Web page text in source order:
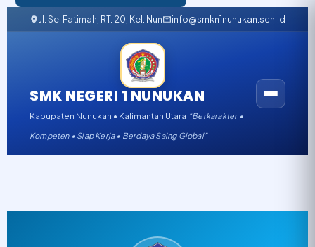
Jl. Sei Fatimah, RT. 20, Kel. Nunukan Barat, Kabupaten Nunukan,
info@smkn1nunukan.sch.id
SMK NEGERI 1 NUNUKAN
Kabupaten Nunukan • Kalimantan Utara “Berkarakter •
Kompeten • Siap Kerja • Berdaya Saing Global”